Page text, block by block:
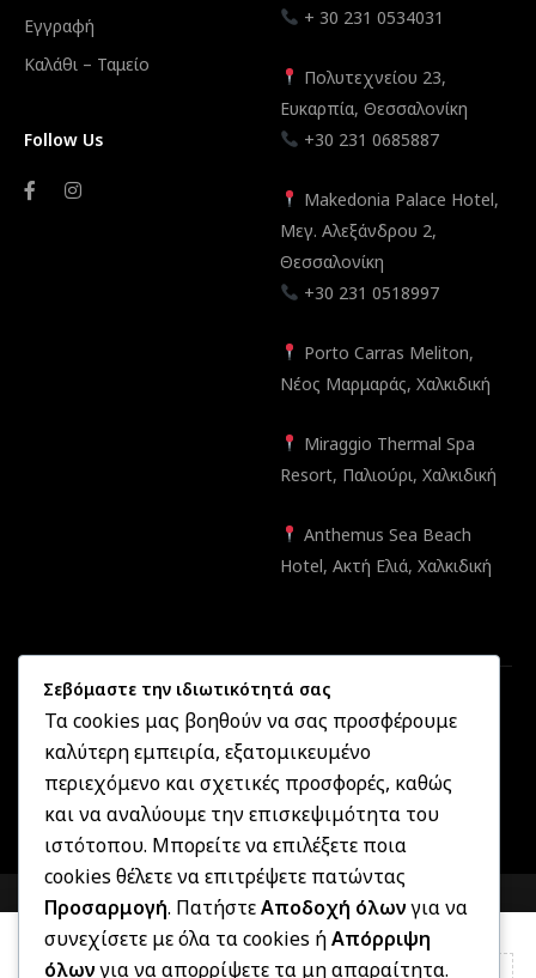
Εγγραφή
Καλάθι – Ταμείο
Follow Us
+ 30 231 0534031
Πολυτεχνείου 23,
Ευκαρπία, Θεσσαλονίκη
+30 231 0685887
Makedonia Palace Hotel,
Μεγ. Αλεξάνδρου 2,
Θεσσαλονίκη
+30 231 0518997
Porto Carras Meliton,
Νέος Μαρμαράς, Χαλκιδική
Miraggio Thermal Spa
Resort, Παλιούρι, Χαλκιδική
Anthemus Sea Beach
Hotel, Ακτή Ελιά, Χαλκιδική
Created by Informatique.gr2025 ©OptikonXpress.com
rights reserved
Σεβόμαστε την ιδιωτικότητά σας
Τα cookies μας βοηθούν να σας προσφέρουμε
καλύτερη εμπειρία, εξατομικευμένο
περιεχόμενο και σχετικές προσφορές, καθώς
και να αναλύουμε την επισκεψιμότητα του
ιστότοπου. Μπορείτε να επιλέξετε ποια
cookies θέλετε να επιτρέψετε πατώντας
Προσαρμογή. ΠατήστεΑποδοχή όλωνγια να
συνεχίσετε με όλα τα cookies ήΑπόρριψη
όλωνγια να απορρίψετε τα μη απαραίτητα.
COMPARE